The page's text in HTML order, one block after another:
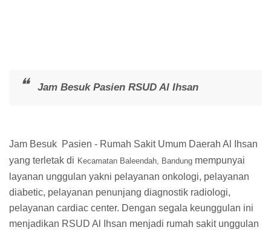
Jam Besuk Pasien RSUD Al Ihsan
Jam Besuk Pasien - Rumah Sakit Umum Daerah Al Ihsan
yang terletak di Kecamatan Baleendah, Bandung mempunyai
layanan unggulan yakni pelayanan onkologi, pelayanan
diabetic, pelayanan penunjang diagnostik radiologi,
pelayanan cardiac center. Dengan segala keunggulan ini
menjadikan RSUD Al Ihsan menjadi rumah sakit unggulan